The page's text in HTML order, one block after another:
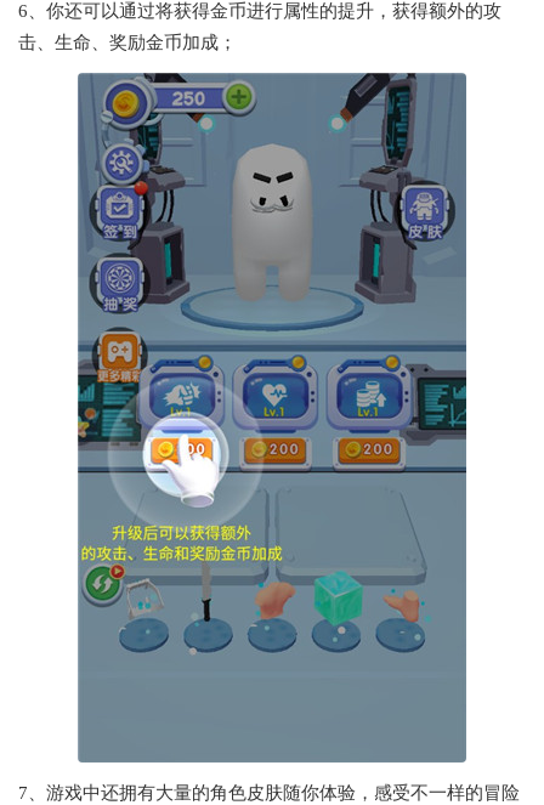
6、你还可以通过将获得金币进行属性的提升，获得额外的攻
击、生命、奖励金币加成；
7、游戏中还拥有大量的角色皮肤随你体验，感受不一样的冒险